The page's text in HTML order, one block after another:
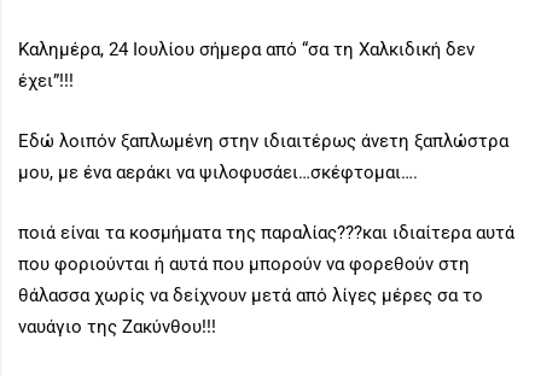
Καλημέρα, 24 Ιουλίου σήμερα από “σα τη Χαλκιδική δεν
έχει”!!!
Εδώ λοιπόν ξαπλωμένη στην ιδιαιτέρως άνετη ξαπλώστρα
μου, με ένα αεράκι να ψιλοφυσάει…σκέφτομαι….
ποιά είναι τα κοσμήματα της παραλίας???και ιδιαίτερα αυτά
που φοριούνται ή αυτά που μπορούν να φορεθούν στη
θάλασσα χωρίς να δείχνουν μετά από λίγες μέρες σα το
ναυάγιο της Ζακύνθου!!!